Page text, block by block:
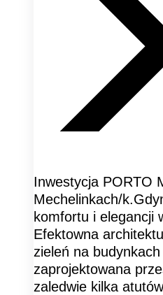
Inwestycja PORTO
Mechelinkach/
komfortu i elegancji
Efektowna
zieleń na
zaprojektowana
zaledwie kilka